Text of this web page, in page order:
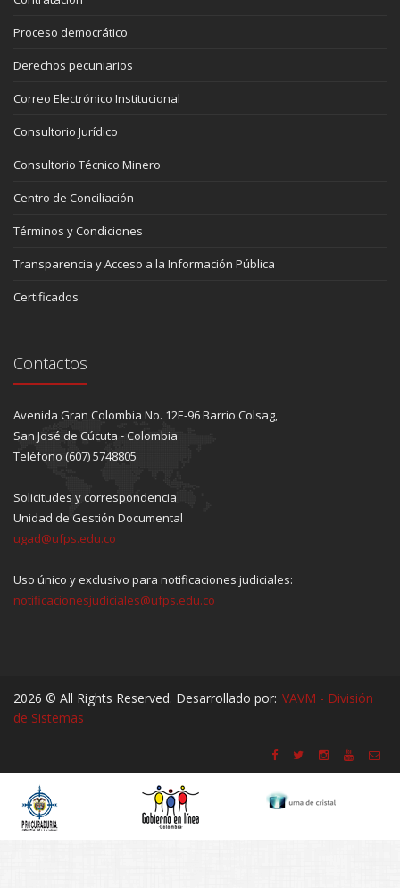
Proceso democrático
Derechos pecuniarios
Correo Electrónico Institucional
Consultorio Jurídico
Consultorio Técnico Minero
Centro de Conciliación
Términos y Condiciones
Transparencia y Acceso a la Información Pública
Certificados
Contactos
Avenida Gran Colombia No. 12E-96 Barrio Colsag,
San José de Cúcuta - Colombia
Teléfono (607) 5748805
Solicitudes y correspondencia
Unidad de Gestión Documental
ugad@ufps.edu.co
Uso único y exclusivo para notificaciones judiciales:
notificacionesjudiciales@ufps.edu.co
2026 © All Rights Reserved. Desarrollado por: VAVM - División
de Sistemas